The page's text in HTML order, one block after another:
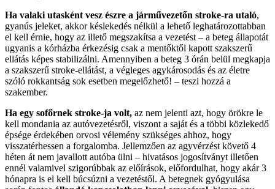
Ha valaki utasként vesz észre a járművezetőn stroke-ra utaló,
gyanús jeleket, akkor késlekedés nélkül a lehető leghatározottabban
el kell érnie, hogy az illető megszakítsa a vezetést – a beteg állapotát
ugyanis a kórházba érkezésig csak a mentőktől kapott szakszerű
ellátás képes stabilizálni. Amennyiben a beteg 3 órán belül megkapja
a szakszerű stroke-ellátást, a végleges agykárosodás és az életre
szóló rokkantság sok esetben megelőzhető! – teszi hozzá a
szakember.
Ha egy sofőrnek stroke-ja volt, az nem jelenti azt, hogy örökre le
kell mondania az autóvezetésről, viszont a saját és a többi közlekedő
épsége érdekében orvosi vélemény szükséges ahhoz, hogy
visszatérhessen a forgalomba. Jellemzően az agyvérzést követő 4
héten át nem javallott autóba ülni – hivatásos jogosítványt illetően
ennél valamivel szigorúbbak az előírások, előfordulhat, hogy akár 3
hónapra is el kell búcsúzni a vezetéstől. A betegnek gyógyulása